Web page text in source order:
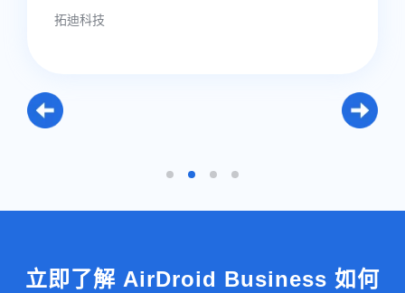
拓迪科技
立即了解 AirDroid Business 如何